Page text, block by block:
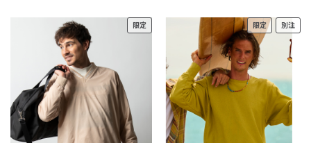
限定 限定 別注